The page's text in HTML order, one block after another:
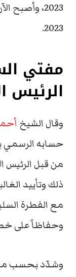
2023،
2023.
مفتي
الرئيس
وقال الشيخ
حسابه الرسمي
من قبل الرئيس
ذلك وتأييد
مع الفطرة
وحفاظاً على
وشدّد بحسب